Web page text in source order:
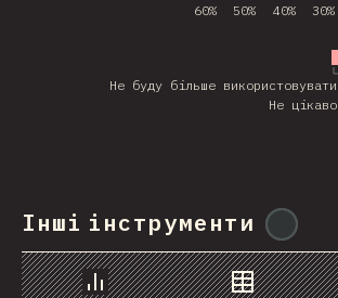
Не цікаво
Не буду більше використовувати
60% 50% 40% 30%
Інші інструменти